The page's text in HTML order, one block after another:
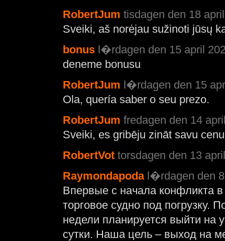
RobertJum tisdagen den 18
Sveiki, aš norėjau sužinoti jūsų
bonus l�rdagen den 15 april
deneme bonusu
RobertJum l�rdagen den 15
Ola, quería saber o seu prezo.
RobertJum fredagen den 14
Sveiki, es gribēju zināt savu
RobertVot torsdagen den 13
Raymondapoda l�rdagen den
Впервые с начала конфликта
торговое судно под погрузку.
недели планируется выйти на
сутки. Наша цель – выход на